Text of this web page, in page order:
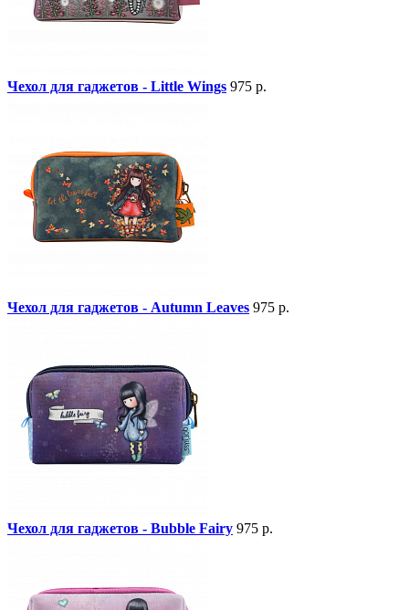
Чехол для гаджетов - Little Wings 975 р.
Чехол для гаджетов - Autumn Leaves 975 р.
Чехол для гаджетов - Bubble Fairy 975 р.